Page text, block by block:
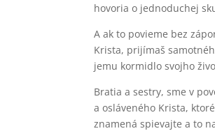
hovoria o jednoduchej
A ak to povieme bez
Krista, prijímaš
jemu kormidlo svojho
Bratia a sestry, sme v
a osláveného Krista,
znamená spievajte a to